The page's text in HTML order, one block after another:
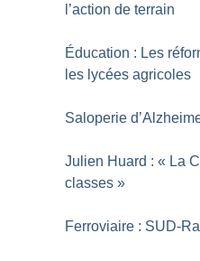
l’action de terrain
Éducation : Les
les lycées agricoles
Saloperie
Julien Huard : « La
classes »
Ferroviaire : SUD-